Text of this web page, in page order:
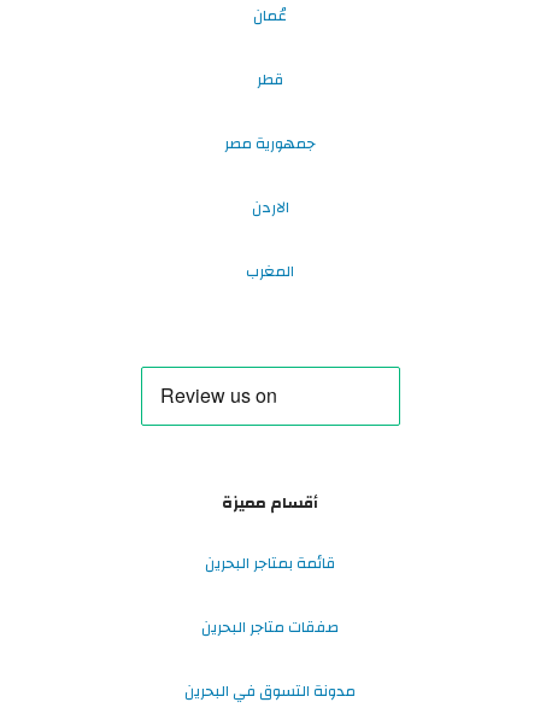
عُمان
قطر
جمهورية مصر
الاردن
المغرب
أقسام مميزة
قائمة بمتاجر البحرين
صفقات متاجر البحرين
مدونة التسوق في البحرين